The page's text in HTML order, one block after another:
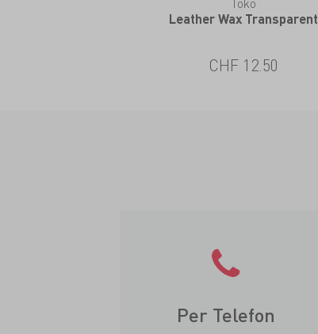
Leather Wax Transparent
CHF 12.50
Per Telefon